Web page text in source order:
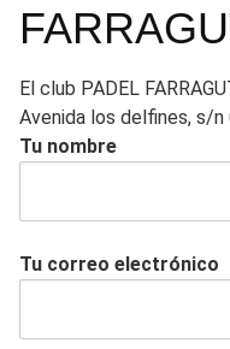
El club PADEL
Avenida los delfines, s/
Tu nombre
Tu correo electrónico